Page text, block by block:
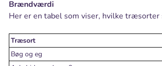
Brændværdi
Her er en tabel som viser, hvilke træsorter
Træsort
Bøg og eg